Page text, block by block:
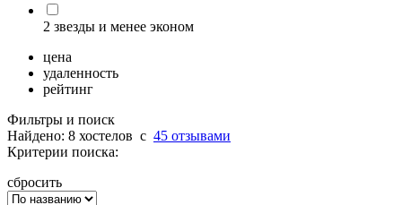
2 звезды и менее эконом
цена
удаленность
рейтинг
Фильтры и поиск
Найдено: 8 хостелов c 45 отзывами
Критерии поиска:
сбросить